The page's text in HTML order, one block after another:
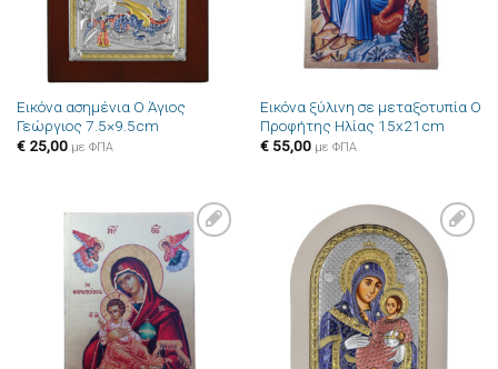
Εικόνα ασημένια Ο Άγιος
Γεώργιος 7.5×9.5cm
€25,00 με ΦΠΑ
Εικόνα ξύλινη σε μεταξοτυπία Ο
Προφήτης Ηλίας 15x21cm
€55,00 με ΦΠΑ
Πρόσθήκη
στην λίστα
επιθυμιών
Πρόσθήκη
στην λίστα
επιθυμιών